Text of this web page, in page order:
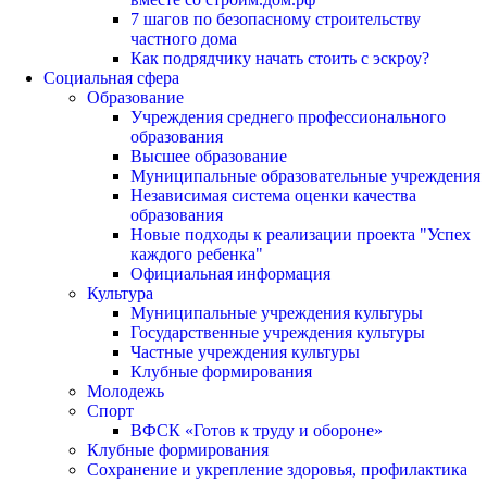
7 шагов по безопасному строительству
частного дома
Как подрядчику начать стоить с эскроу?
Социальная сфера
Образование
Учреждения среднего профессионального
образования
Высшее образование
Муниципальные образовательные учреждения
Независимая система оценки качества
образования
Новые подходы к реализации проекта "Успех
каждого ребенка"
Официальная информация
Культура
Муниципальные учреждения культуры
Государственные учреждения культуры
Частные учреждения культуры
Клубные формирования
Молодежь
Спорт
ВФСК «Готов к труду и обороне»
Клубные формирования
Сохранение и укрепление здоровья, профилактика